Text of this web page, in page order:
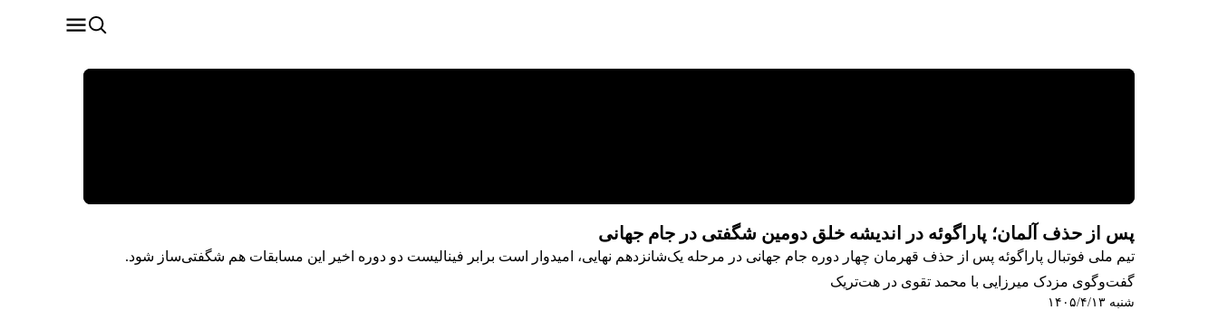
پس از حذف آلمان؛ پاراگوئه در اندیشه خلق دومین شگفتی در جام جهانی
تیم ملی فوتبال پاراگوئه پس از حذف قهرمان چهار دوره جام جهانی در مرحله یک‌شانزدهم نهایی، امیدوار است برابر فینالیست دو دوره اخیر این مسابقات هم شگفتی‌ساز شود.
گفت‌وگوی مزدک میرزایی با محمد تقوی در هت‌تریک
شنبه ۱۴۰۵/۴/۱۳